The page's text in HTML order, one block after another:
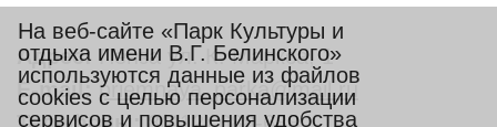
Адрес: Пенза ул. К. Маркса, 1
E-mail: priemnaya_parka@mail.ru
На веб-сайте «Парк Культуры и
отдыха имени В.Г. Белинского»
используются данные из файлов
cookies с целью персонализации
сервисов и повышения удобства